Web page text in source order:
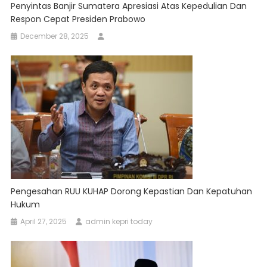
Penyintas Banjir Sumatera Apresiasi Atas Kepedulian Dan
Respon Cepat Presiden Prabowo
December 28, 2025
Pengesahan RUU KUHAP Dorong Kepastian Dan Kepatuhan
Hukum
April 27, 2025 admin kepri today